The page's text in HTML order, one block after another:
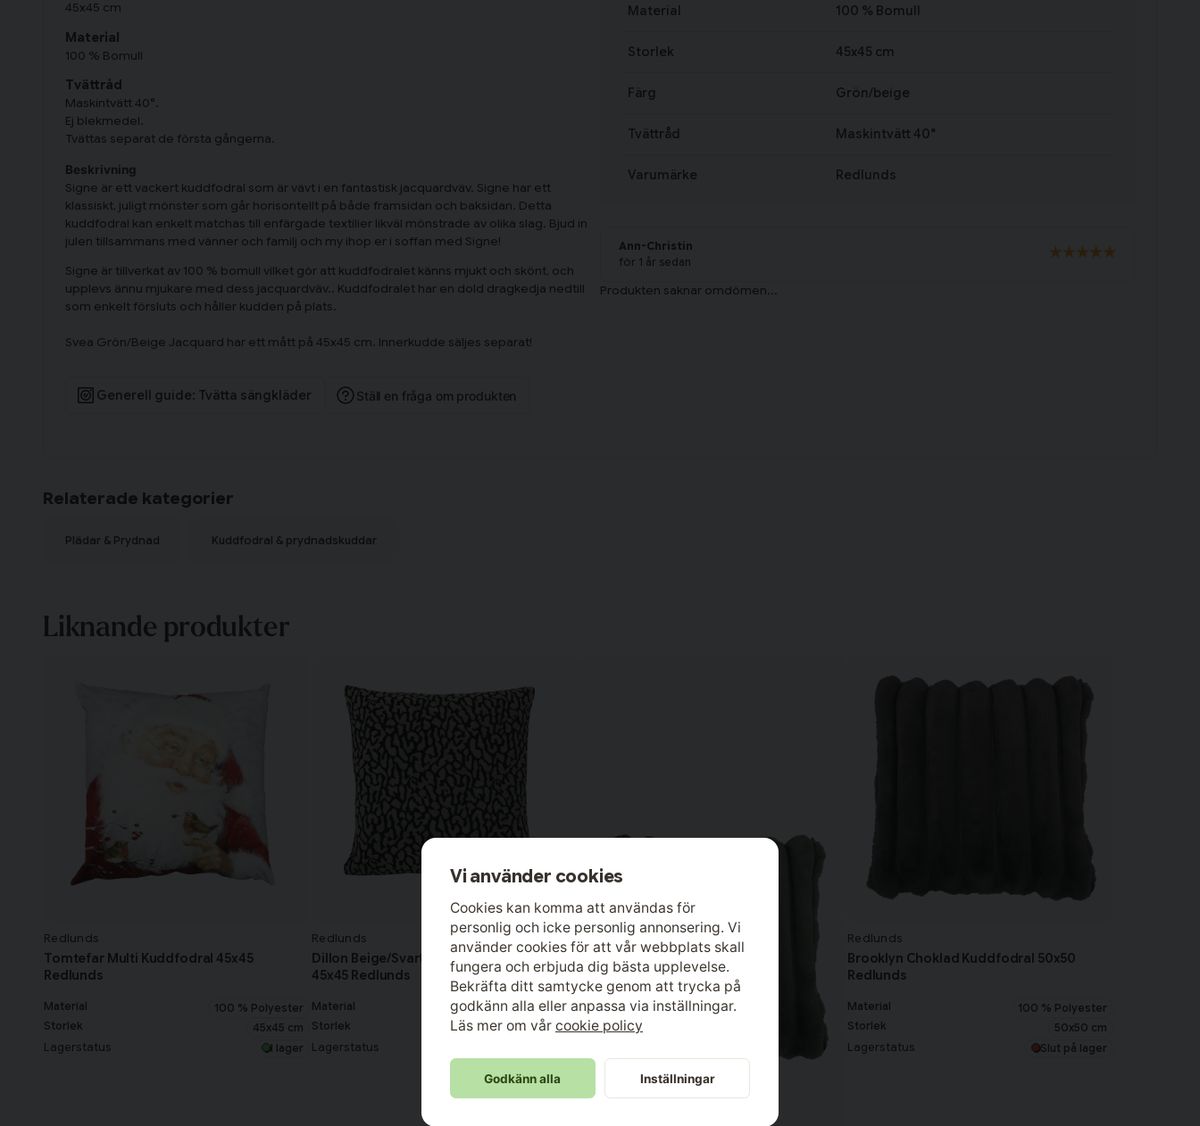
45x45 cm
Material
100 % Bomull
Tvättråd
Maskintvätt 40°.
Ej blekmedel.
Tvättas separat de första gångerna.
Beskrivning
Signe är ett vackert kuddfodral som är vävt i en fantastisk jacquardväv. Signe har ett
klassiskt, juligt mönster som går horisontellt på både framsidan och baksidan. Detta
kuddfodral kan enkelt matchas till enfärgade textilier likväl mönstrade av olika slag. Bjud in
julen tillsammans med vänner och familj och my ihop er i soffan med Signe!
Signe är tillverkat av 100 % bomull vilket gör att kuddfodralet känns mjukt och skönt, och
upplevs ännu mjukare med dess jacquardväv.. Kuddfodralet har en dold dragkedja nedtill
som enkelt försluts och håller kudden på plats.
Svea Grön/Beige Jacquard har ett mått på 45x45 cm. Innerkudde säljes separat!
Generell guide: Tvätta sängkläder Ställ en fråga om produkten
Material 100 % Bomull
Storlek 45x45 cm
Färg Grön/beige
Tvättråd Maskintvätt 40°
Varumärke Redlunds
Ann-Christin
för 1 år sedan
Relaterade kategorier
Plädar & Prydnad Kuddfodral & prydnadskuddar
Liknande produkter
Redlunds
Tomtefar Multi Kuddfodral 45x45
Redlunds
Material
100 % Polyester
Storlek
45x45 cm
Lagerstatus I lager
Redlunds
Dillon Beige/Svart Leopard Kuddfodral
45x45 Redlunds
Material
100 % Polyester
Storlek
45x45 cm
Lagerstatus
Redlunds
Brooklyn Choklad Kuddfodral 50x50
Redlunds
Material
100 % Polyester
Storlek
50x50 cm
Lagerstatus Slut på lager
Vi använder cookies
Cookies kan komma att användas för
personlig och icke personlig annonsering. Vi
använder cookies för att vår webbplats skall
fungera och erbjuda dig bästa upplevelse.
Bekräfta ditt samtycke genom att trycka på
godkänn alla eller anpassa via inställningar.
Läs mer om vår cookie policy
Godkänn alla Inställningar